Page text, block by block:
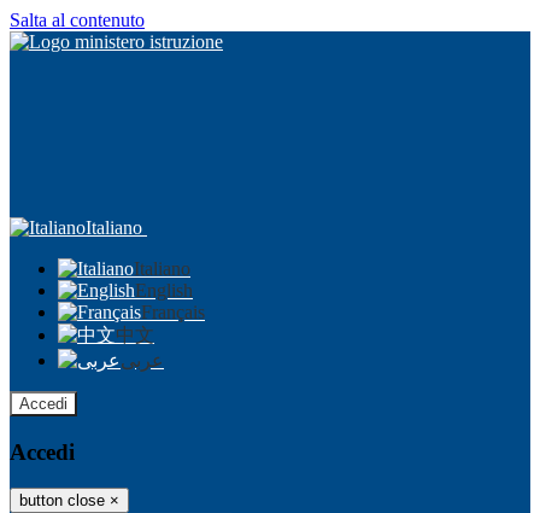
Salta al contenuto
Italiano
Italiano
English
Français
中文
عربى
Accedi
Accedi
button close ×